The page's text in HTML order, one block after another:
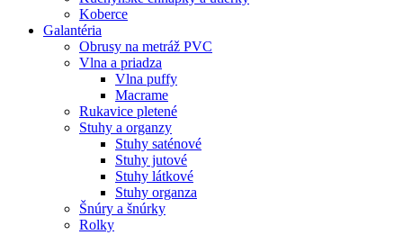
Koberce
Galantéria
Obrusy na metráž PVC
Vlna a priadza
Vlna puffy
Macrame
Rukavice pletené
Stuhy a organzy
Stuhy saténové
Stuhy jutové
Stuhy látkové
Stuhy organza
Šnúry a šnúrky
Rolky